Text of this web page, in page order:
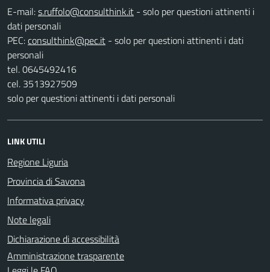
E-mail:
- solo per questioni attinenti i
dati personali
PEC:
- solo per questioni attinenti i dati
personali
tel. 0645492416
cel. 3513927509
solo per questioni attinenti i dati personali
LINK UTILI
Regione Liguria
Provincia di Savona
Informativa privacy
Note legali
Dichiarazione di accessibilità
Amministrazione trasparente